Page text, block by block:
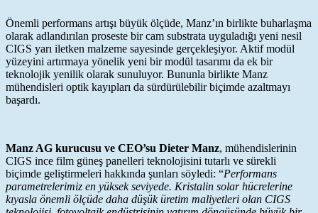
Önemli performans artışı büyük ölçüde, Manz’ın birlikte buharlaşma
olarak adlandırılan proseste bir cam substrata uyguladığı yeni nesil
CIGS yarı iletken malzeme sayesinde gerçekleşiyor. Aktif modül
yüzeyini artırmaya yönelik yeni bir modül tasarımı da ek bir
teknolojik yenilik olarak sunuluyor. Bununla birlikte Manz
mühendisleri optik kayıpları da sürdürülebilir biçimde azaltmayı
başardı.
Manz AG kurucusu ve CEO’su Dieter Manz, mühendislerinin
CIGS ince film güneş panelleri teknolojisini tutarlı ve sürekli
biçimde geliştirmeleri hakkında şunları söyledi: “Performans
parametrelerimiz en yüksek seviyede. Kristalin solar hücrelerine
kıyasla önemli ölçüde daha düşük üretim maliyetleri olan CIGS